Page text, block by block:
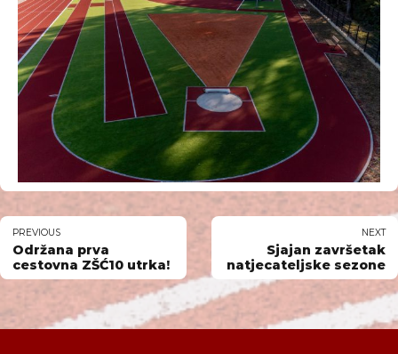
PREVIOUS
Održana prva
cestovna ZŠĆ10 utrka!
NEXT
Sjajan završetak
natjecateljske sezone